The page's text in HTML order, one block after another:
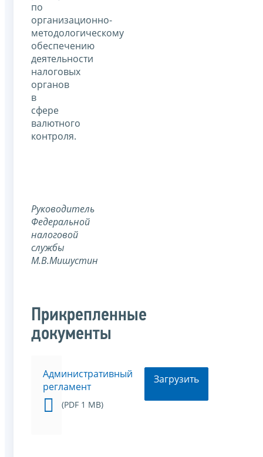
по
организационно-
методологическому
обеспечению
деятельности
налоговых
органов
в
сфере
валютного
контроля.
Руководитель
Федеральной
налоговой
службы
М.В.Мишустин
Прикрепленные
документы
Административный
регламент
(PDF 1 MB)
Загрузить